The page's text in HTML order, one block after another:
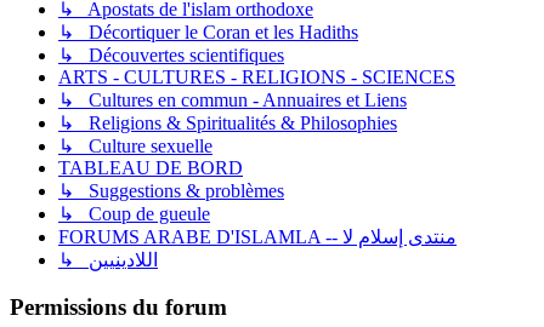
↳ Apostats de l'islam orthodoxe
↳ Décortiquer le Coran et les Hadiths
↳ Découvertes scientifiques
ARTS - CULTURES - RELIGIONS - SCIENCES
↳ Cultures en commun - Annuaires et Liens
↳ Religions & Spiritualités & Philosophies
↳ Culture sexuelle
TABLEAU DE BORD
↳ Suggestions & problèmes
↳ Coup de gueule
FORUMS ARABE D'ISLAMLA -- منتدى إسلام لا
↳ اللادينيين
Permissions du forum